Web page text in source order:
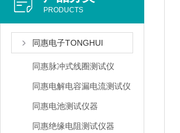
PRODUCTS
同惠电子TONGHUI
同惠脉冲式线圈测试仪
同惠电解电容漏电流测试仪
同惠电池测试仪器
同惠绝缘电阻测试仪器